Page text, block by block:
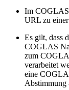
Im COGLAS
URL zu einer
Es gilt, dass
COGLAS
zum
verarbeitet
eine
Abstimmung